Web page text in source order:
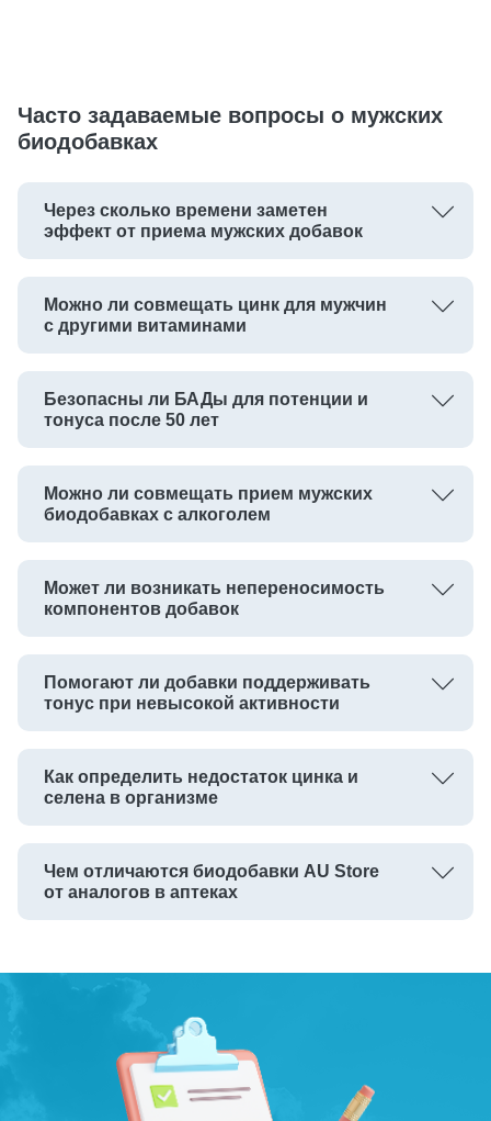
Часто задаваемые вопросы о мужских
биодобавках
Через сколько времени заметен
эффект от приема мужских добавок
Можно ли совмещать цинк для мужчин
с другими витаминами
Безопасны ли БАДы для потенции и
тонуса после 50 лет
Можно ли совмещать прием мужских
биодобавках с алкоголем
Может ли возникать непереносимость
компонентов добавок
Помогают ли добавки поддерживать
тонус при невысокой активности
Как определить недостаток цинка и
селена в организме
Чем отличаются биодобавки AU Store
от аналогов в аптеках